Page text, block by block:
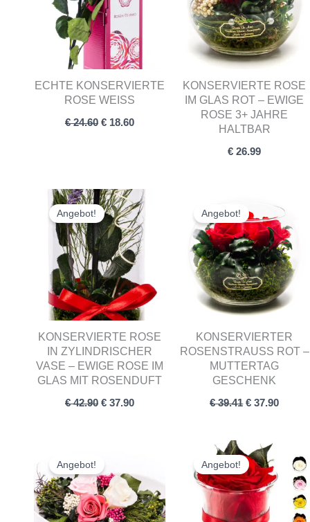
ECHTE KONSERVIERTE
ROSE WEISS
€24.60 €18.60
KONSERVIERTE ROSE
IM GLAS ROT – EWIGE
ROSE 3+ JAHRE
HALTBAR
€ 26.99
Angebot!
KONSERVIERTE ROSE
IN ZYLINDRISCHER
VASE – EWIGE ROSE IM
GLAS MIT ROSENDUFT
€42.90
Ursprünglicher
Preis
war:
€ 42.90
€37.90
Aktueller
Preis
ist:
€ 37.90.
Angebot!
KONSERVIERTER
ROSENSTRAUSS ROT – M
UTTERTAG G
ESCHENK
€39.41
war:
€ 39.41
€ 37.90
Preis
ist:
€
Angebot!
war:
€ 45.90€ 42.60.
Angebot!
Preis
war:
€ 29.90
Preis
ist:
€